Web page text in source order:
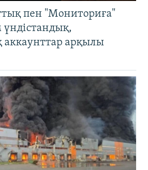
пен "Мониториға"
аккаунттар арқылы